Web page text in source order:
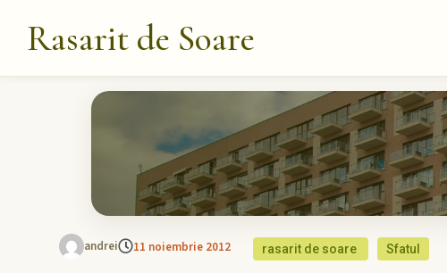
Rasarit de Soare
andrei 11 noiembrie 2012 rasarit de soare Sfatul